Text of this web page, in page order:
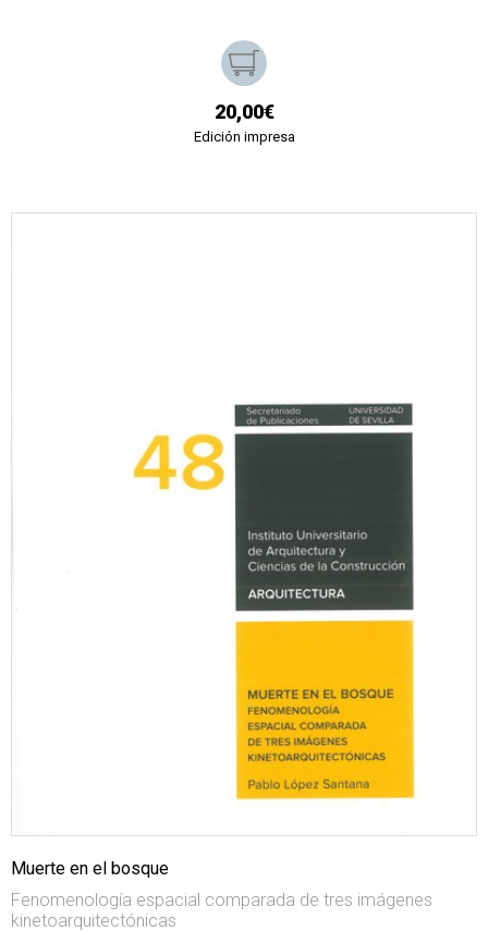
20,00€
Edición impresa
Muerte en el bosque
Fenomenología espacial comparada de tres imágenes
kinetoarquitectónicas